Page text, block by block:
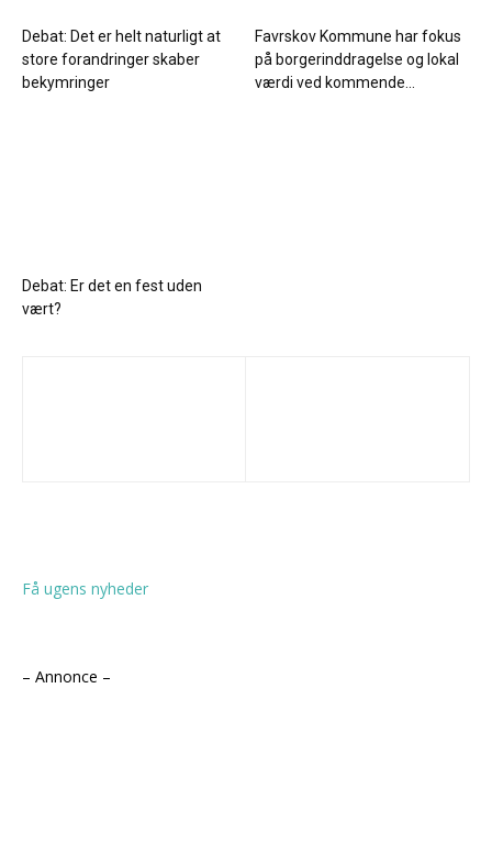
Debat: Det er helt naturligt at
store forandringer skaber
bekymringer
Favrskov Kommune har fokus
på borgerinddragelse og lokal
værdi ved kommende...
Debat: Er det en fest uden
vært?
Få ugens nyheder
– Annonce –